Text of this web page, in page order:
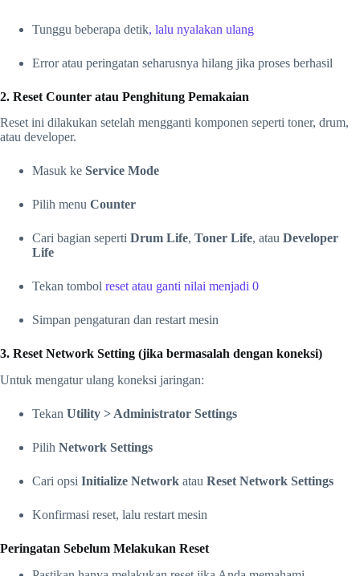
Tunggu beberapa detik, lalu nyalakan ulang
Error atau peringatan seharusnya hilang jika proses berhasil
2. Reset Counter atau Penghitung Pemakaian
Reset ini dilakukan setelah mengganti komponen seperti toner, drum,
atau developer.
Masuk ke Service Mode
Pilih menu Counter
Cari bagian seperti Drum Life, Toner Life, atau Developer
Life
Tekan tombol reset atau ganti nilai menjadi 0
Simpan pengaturan dan restart mesin
3. Reset Network Setting (jika bermasalah dengan koneksi)
Untuk mengatur ulang koneksi jaringan:
Tekan Utility > Administrator Settings
Pilih Network Settings
Cari opsi Initialize Network atau Reset Network Settings
Konfirmasi reset, lalu restart mesin
Peringatan Sebelum Melakukan Reset